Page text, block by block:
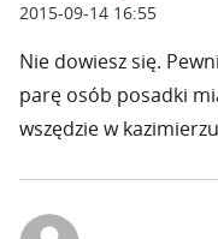
2015-09-14 16:55
Nie dowiesz się.
parę osób posadki
wszędzie w